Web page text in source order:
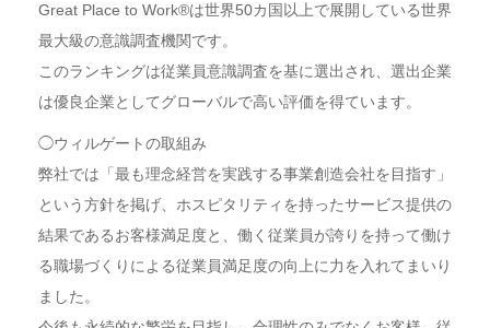
Great Place to Work®は世界50カ国以上で展開している世界
最大級の意識調査機関です。
このランキングは従業員意識調査を基に選出され、選出企業
は優良企業としてグローバルで高い評価を得ています。
◯ウィルゲートの取組み
弊社では「最も理念経営を実践する事業創造会社を目指す」
という方針を掲げ、ホスピタリティを持ったサービス提供の
結果であるお客様満足度と、働く従業員が誇りを持って働け
る職場づくりによる従業員満足度の向上に力を入れてまいり
ました。